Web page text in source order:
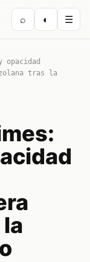
⌕ ◐ ☰
opacidad
tras la